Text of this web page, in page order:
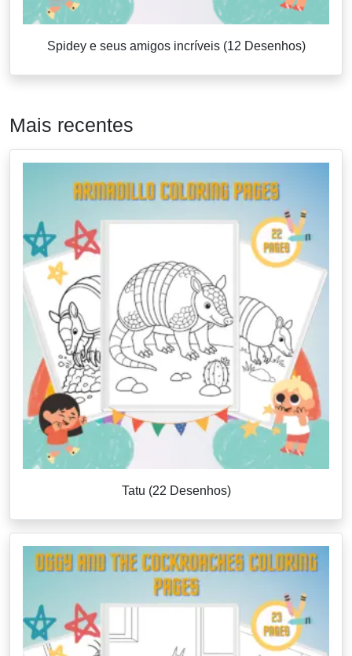
Spidey e seus amigos incríveis (12 Desenhos)
Mais recentes
Tatu (22 Desenhos)